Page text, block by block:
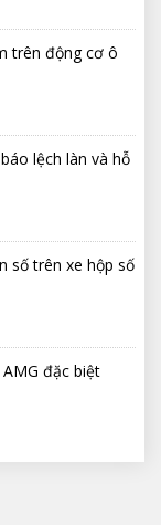
trên động cơ ô
lệch làn và hỗ
số trên xe hộp số
đặc biệt